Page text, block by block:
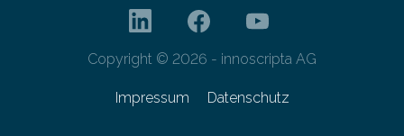
Copyright © 2026 - innoscripta AG
Impressum Datenschutz